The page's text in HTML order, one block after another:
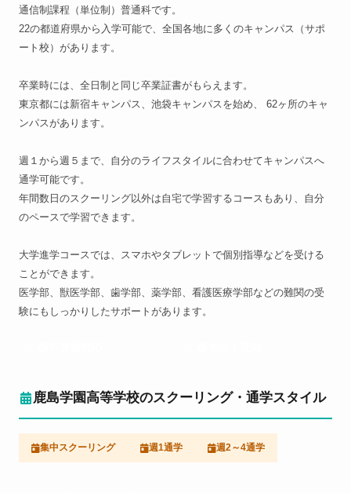
通信制課程（単位制）普通科です。
22の都道府県から入学可能で、全国各地に多くのキャンパス（サポ
ート校）があります。
卒業時には、全日制と同じ卒業証書がもらえます。
東京都には新宿キャンパス、池袋キャンパスを始め、 62ヶ所のキャ
ンパスがあります。
週１から週５まで、自分のライフスタイルに合わせてキャンパスへ
通学可能です。
年間数日のスクーリング以外は自宅で学習するコースもあり、自分
のペースで学習できます。
大学進学コースでは、スマホやタブレットで個別指導などを受ける
ことができます。
医学部、獣医学部、歯学部、薬学部、看護医療学部などの難関の受
験にもしっかりしたサポートがあります。
鹿島学園高等学校のスクーリング・通学スタイル
集中スクーリング 週1通学 週2～4通学